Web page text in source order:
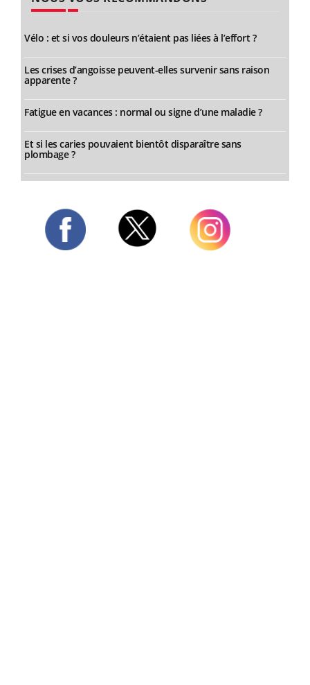
Vélo : et si vos douleurs n’étaient pas liées à l’effort ?
Les crises d’angoisse peuvent-elles survenir sans raison
apparente ?
Fatigue en vacances : normal ou signe d’une maladie ?
Et si les caries pouvaient bientôt disparaître sans
plombage ?